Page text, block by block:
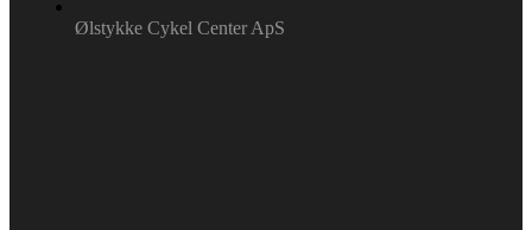
Ølstykke Cykel Center ApS